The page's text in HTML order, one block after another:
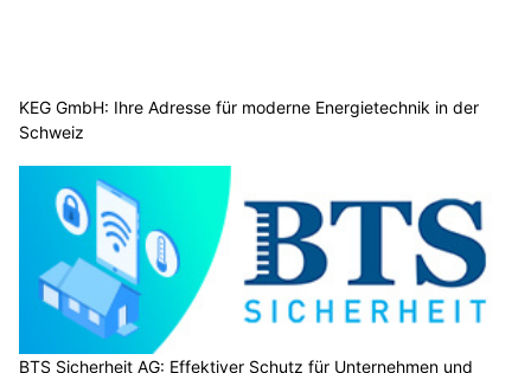
KEG GmbH: Ihre Adresse für moderne Energietechnik in der
Schweiz
BTS Sicherheit AG: Effektiver Schutz für Unternehmen und